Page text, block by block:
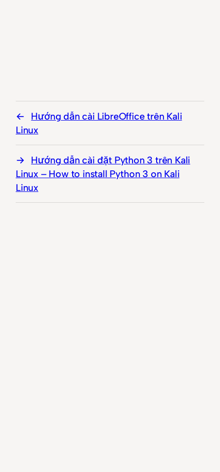
Hướng dẫn cài LibreOffice trên Kali
Linux
Hướng dẫn cài đặt Python 3 trên Kali
Linux – How to install Python 3 on Kali
Linux